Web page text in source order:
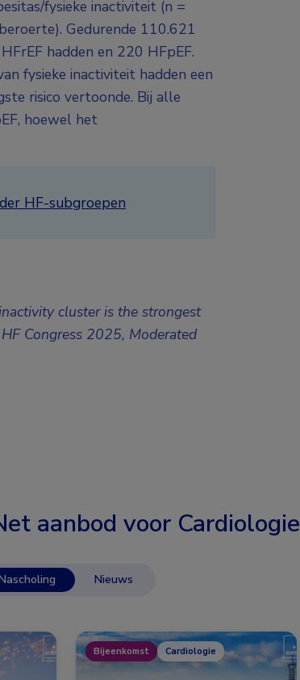
fysieke inactiviteit (n =
Gedurende 110.621
hadden en 220 HFpEF.
fysieke inactiviteit hadden een
risico vertoonde. Bij alle
hoewel het
HF-subgroepen
cluster is the strongest
Congress 2025, Moderated
aanbod voor Cardiologie
Nieuws
Bijeenkomst Cardiologie